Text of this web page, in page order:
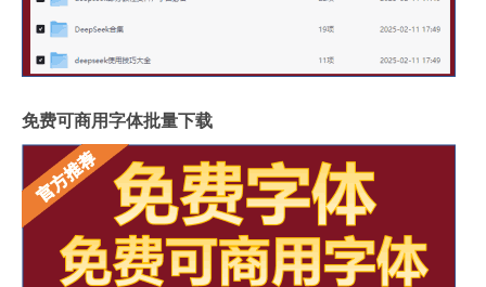
免费可商用字体批量下载